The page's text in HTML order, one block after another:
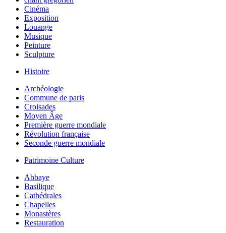
Cinéma
Exposition
Louange
Musique
Peinture
Sculpture
Histoire
Archéologie
Commune de paris
Croisades
Moyen Âge
Première guerre mondiale
Révolution française
Seconde guerre mondiale
Patrimoine Culture
Abbaye
Basilique
Cathédrales
Chapelles
Monastères
Restauration